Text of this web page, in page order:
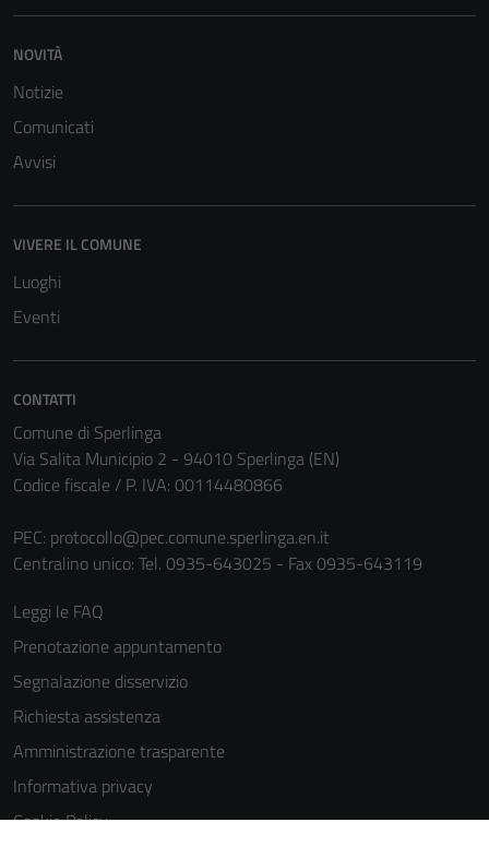
NOVITÀ
Notizie
Comunicati
Avvisi
VIVERE IL COMUNE
Luoghi
Eventi
CONTATTI
Comune di Sperlinga
Via Salita Municipio 2 - 94010 Sperlinga (EN)
Codice fiscale / P. IVA: 00114480866
PEC: protocollo@pec.comune.sperlinga.en.it
Centralino unico: Tel. 0935-643025 - Fax 0935-643119
Leggi le FAQ
Prenotazione appuntamento
Segnalazione disservizio
Richiesta assistenza
Amministrazione trasparente
Informativa privacy
Cookie Policy
del sito e non
informazioni